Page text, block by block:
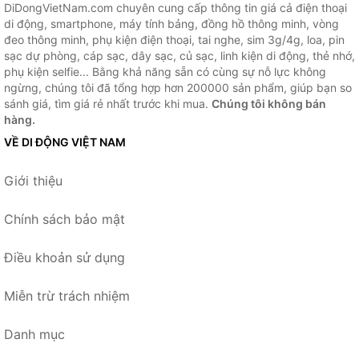
DiDongVietNam.com chuyên cung cấp thông tin giá cả điện thoại
di động, smartphone, máy tính bảng, đồng hồ thông minh, vòng
đeo thông minh, phụ kiện điện thoại, tai nghe, sim 3g/4g, loa, pin
sạc dự phòng, cáp sạc, dây sạc, củ sạc, linh kiện di động, thẻ nhớ,
phụ kiện selfie... Bằng khả năng sẵn có cùng sự nỗ lực không
ngừng, chúng tôi đã tổng hợp hơn 200000 sản phẩm, giúp bạn so
sánh giá, tìm giá rẻ nhất trước khi mua. Chúng tôi không bán
hàng.
VỀ DI ĐỘNG VIỆT NAM
Giới thiệu
Chính sách bảo mật
Điều khoản sử dụng
Miễn trừ trách nhiệm
Danh mục